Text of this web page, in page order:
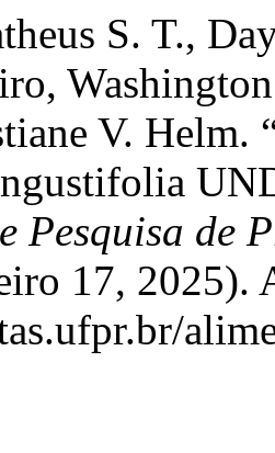
S. T.,
V.
Pesquisa de
17, 2025).